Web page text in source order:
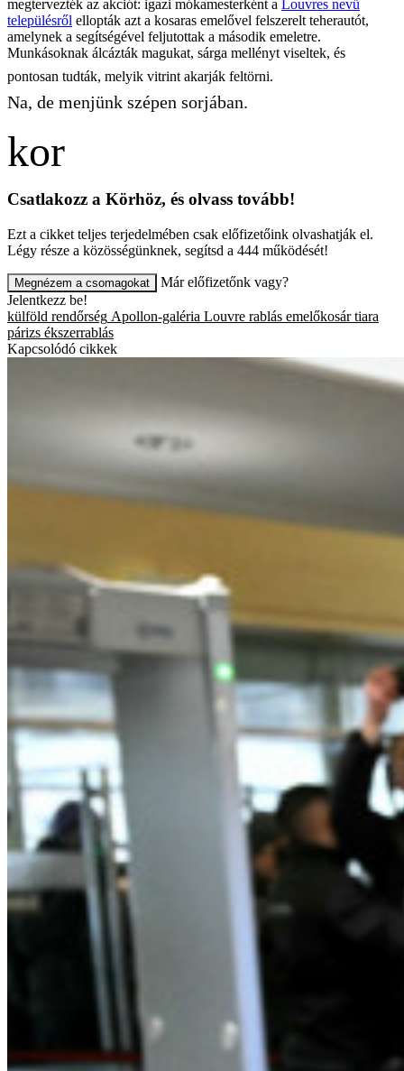
megtervezték az akciót: igazi mókamesterként a Louvres nevű
településről ellopták azt a kosaras emelővel felszerelt teherautót,
amelynek a segítségével feljutottak a második emeletre.
Munkásoknak álcázták magukat, sárga mellényt viseltek, és
pontosan tudták, melyik vitrint akarják feltörni.
Na, de menjünk szépen sorjában.
Csatlakozz a Körhöz, és olvass tovább!
Ezt a cikket teljes terjedelmében csak előfizetőink olvashatják el.
Légy része a közösségünknek, segítsd a 444 működését!
Megnézem a csomagokat
Már előfizetőnk vagy?
Jelentkezz be!
külföld rendőrség Apollon-galéria Louvre rablás emelőkosár tiara
párizs ékszerrablás
Kapcsolódó cikkek